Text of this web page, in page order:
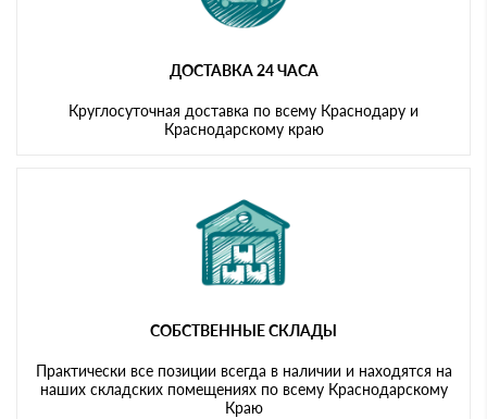
ДОСТАВКА 24 ЧАСА
Круглосуточная доставка по всему Краснодару и
Краснодарскому краю
СОБСТВЕННЫЕ СКЛАДЫ
Практически все позиции всегда в наличии и находятся на
наших складских помещениях по всему Краснодарскому
Краю